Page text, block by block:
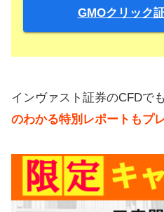
GMOクリック
インヴァスト証券のCFDで
のわかる特別レポートもプ